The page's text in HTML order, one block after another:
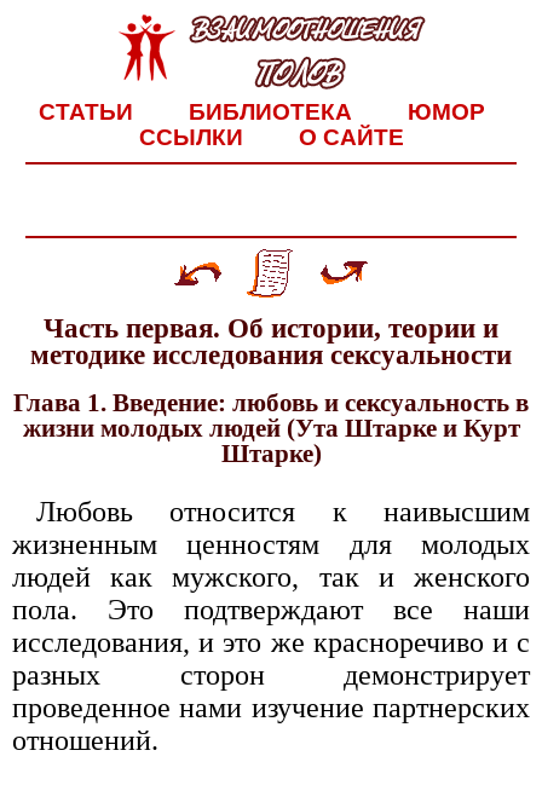
СТАТЬИ БИБЛИОТЕКА
ЮМОР
ССЫЛКИ
О САЙТЕ
Часть первая. Об истории, теории и
методике исследования сексуальности
Глава 1. Введение: любовь и сексуальность в
жизни молодых людей (Ута Штарке и Курт
Штарке)
Любовь относится к наивысшим
жизненным ценностям для молодых
людей как мужского, так и женского
пола. Это подтверждают все наши
исследования, и это же красноречиво и с
разных сторон демонстрирует
проведенное нами изучение партнерских
отношений.